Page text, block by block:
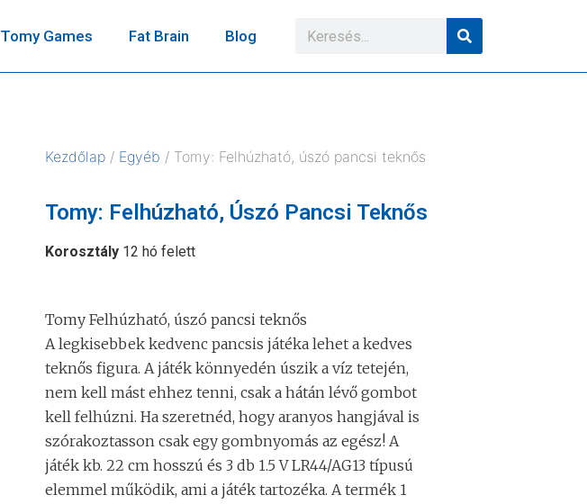
Tomy Games Fat Brain Blog
Kezdőlap / Egyéb / Tomy: Felhúzható, úszó pancsi teknős
Tomy: Felhúzható, Úszó Pancsi Teknős
Korosztály 12 hó felett
Tomy Felhúzható, úszó pancsi teknős
A legkisebbek kedvenc pancsis játéka lehet a kedves
teknős figura. A játék könnyedén úszik a víz tetején,
nem kell mást ehhez tenni, csak a hátán lévő gombot
kell felhúzni. Ha szeretnéd, hogy aranyos hangjával is
szórakoztasson csak egy gombnyomás az egész! A
játék kb. 22 cm hosszú és 3 db 1.5 V LR44/AG13 típusú
elemmel működik, ami a játék tartozéka. A termék 1